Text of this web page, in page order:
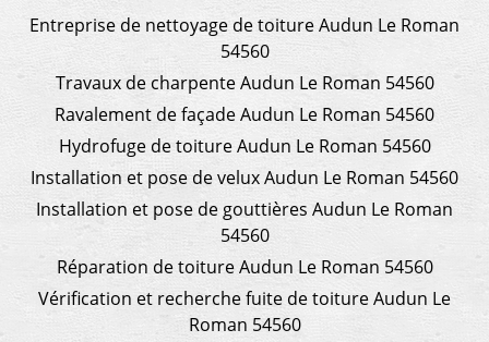
Entreprise de nettoyage de toiture Audun Le Roman
54560
Travaux de charpente Audun Le Roman 54560
Ravalement de façade Audun Le Roman 54560
Hydrofuge de toiture Audun Le Roman 54560
Installation et pose de velux Audun Le Roman 54560
Installation et pose de gouttières Audun Le Roman
54560
Réparation de toiture Audun Le Roman 54560
Vérification et recherche fuite de toiture Audun Le
Roman 54560